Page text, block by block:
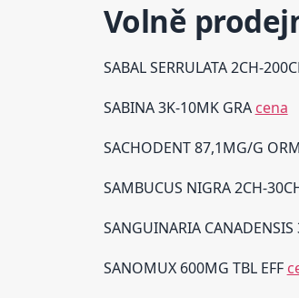
Volně
SABAL SERRULATA 2CH-
SABINA 3K-10MK GRA cena
SACHODENT 87,1MG/G
SAMBUCUS NIGRA 2CH-
SANGUINARIA
SANOMUX 600MG TBL EFF